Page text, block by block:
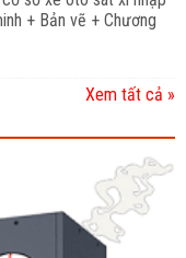
+ Bản vẽ + Chương
Xem tất cả »